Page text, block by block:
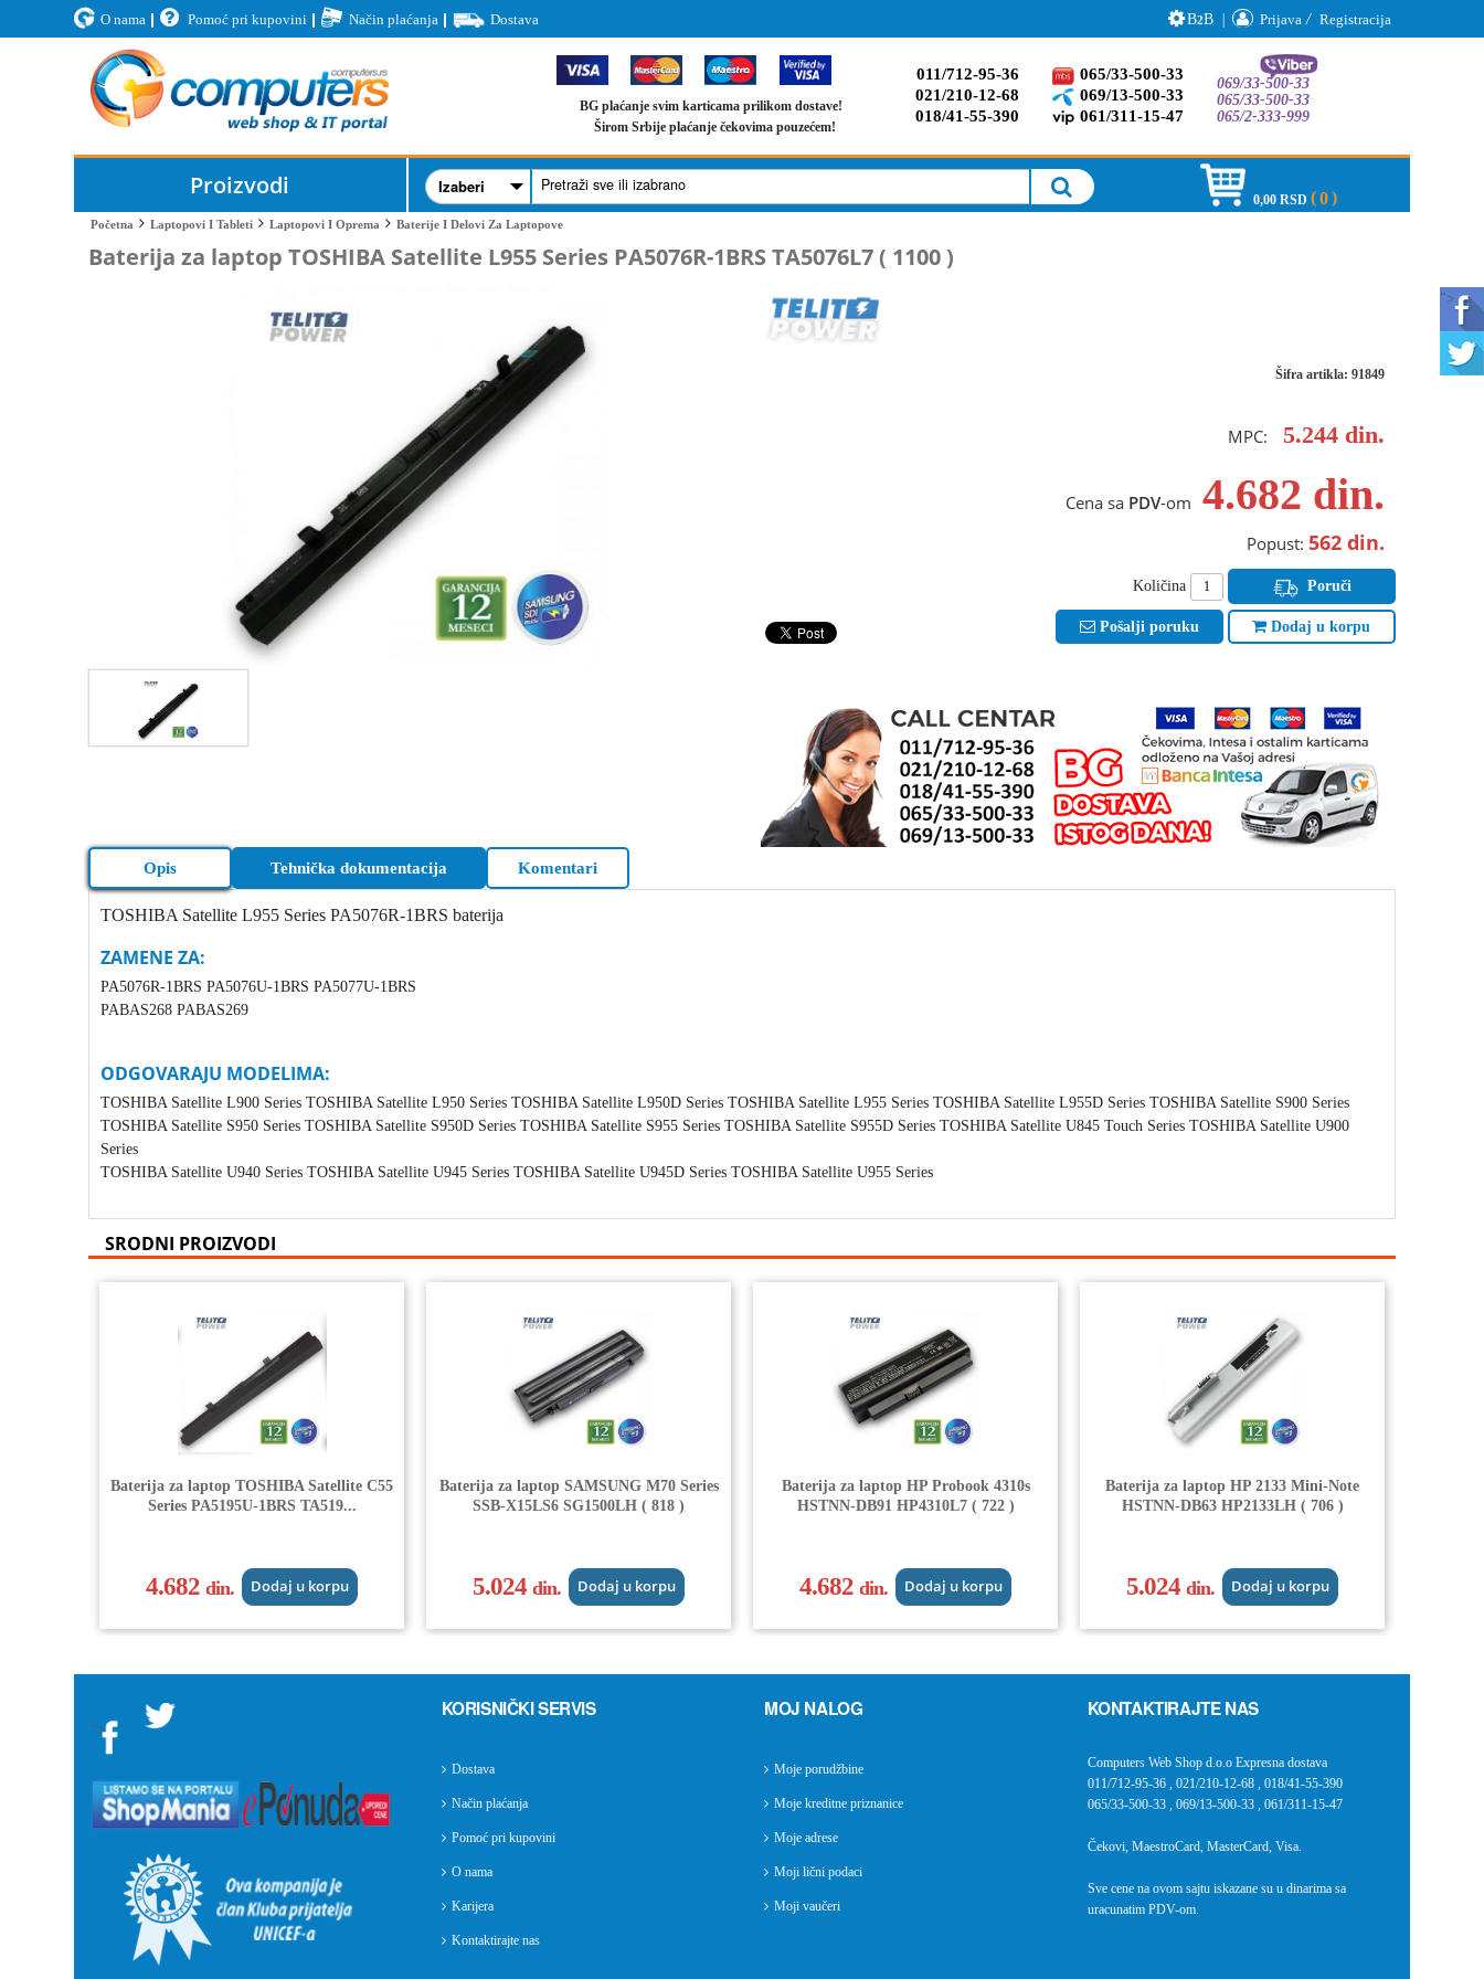
">
O nama Pomoć pri kupovini Način plaćanja Dostava B2B | Prijava / Registracija
BG plaćanje svim karticama prilikom dostave!
Širom Srbije plaćanje čekovima pouzećem!
011/712-95-36
021/210-12-68
018/41-55-390
065/33-500-33
069/13-500-33
061/311-15-47
069/33-500-33
065/33-500-33
065/2-333-999
Proizvodi 0,00 RSD 0
Početna Laptopovi I Tableti Laptopovi I Oprema Baterije I Delovi Za Laptopove
Baterija za laptop TOSHIBA Satellite L955 Series PA5076R-1BRS TA5076L7 ( 1100 )
Šifra artikla: 91849
MPC: 5.244 din.
Cena sa PDV-om 4.682 din.
Popust: 562 din.
Količina Poruči
Pošalji poruku Dodaj u korpu
Opis Tehnička dokumentacija Komentari
TOSHIBA Satellite L955 Series PA5076R-1BRS baterija
ZAMENE ZA:
PA5076R-1BRS PA5076U-1BRS PA5077U-1BRS
PABAS268 PABAS269
ODGOVARAJU MODELIMA:
TOSHIBA Satellite L900 Series TOSHIBA Satellite L950 Series TOSHIBA Satellite L950D Series TOSHIBA Satellite L955 Series TOSHIBA Satellite L955D Series TOSHIBA Satellite S900 Series
TOSHIBA Satellite S950 Series TOSHIBA Satellite S950D Series TOSHIBA Satellite S955 Series TOSHIBA Satellite S955D Series TOSHIBA Satellite U845 Touch Series TOSHIBA Satellite U900
Series
TOSHIBA Satellite U940 Series TOSHIBA Satellite U945 Series TOSHIBA Satellite U945D Series TOSHIBA Satellite U955 Series
SRODNI PROIZVODI
Baterija za laptop TOSHIBA Satellite C55
Series PA5195U-1BRS TA519...
4.682din. Dodaj u korpu
Baterija za laptop SAMSUNG M70 Series
SSB-X15LS6 SG1500LH ( 818 )
5.024din. Dodaj u korpu
Baterija za laptop HP Probook 4310s
HSTNN-DB91 HP4310L7 ( 722 )
4.682din. Dodaj u korpu
Baterija za laptop HP 2133 Mini-Note
HSTNN-DB63 HP2133LH ( 706 )
5.024din. Dodaj u korpu
">
KORISNIČKI SERVIS
Dostava
Način plaćanja
Pomoć pri kupovini
O nama
Karijera
Kontaktirajte nas
MOJ NALOG
Moje porudžbine
Moje kreditne priznanice
Moje adrese
Moji lični podaci
Moji vaučeri
KONTAKTIRAJTE NAS
Computers Web Shop d.o.o Expresna dostava
011/712-95-36, 021/210-12-68, 018/41-55-390
065/33-500-33, 069/13-500-33, 061/311-15-47
Čekovi, MaestroCard, MasterCard, Visa.
Sve cene na ovom sajtu iskazane su u dinarima sa
uracunatim PDV-om.